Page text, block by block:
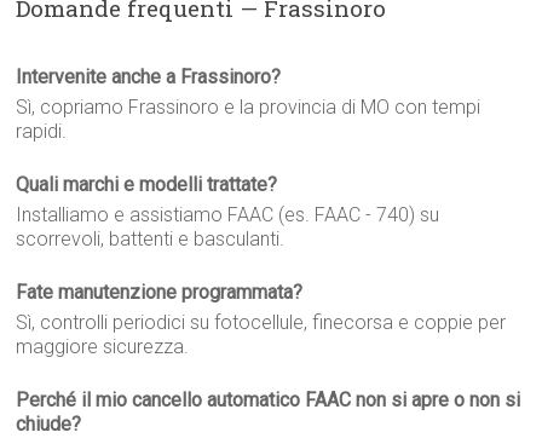
Domande frequenti — Frassinoro
Intervenite anche a Frassinoro?
Sì, copriamo Frassinoro e la provincia di MO con tempi
rapidi.
Quali marchi e modelli trattate?
Installiamo e assistiamo FAAC (es. FAAC - 740) su
scorrevoli, battenti e basculanti.
Fate manutenzione programmata?
Sì, controlli periodici su fotocellule, finecorsa e coppie per
maggiore sicurezza.
Perché il mio cancello automatico FAAC non si apre o non si
chiude?